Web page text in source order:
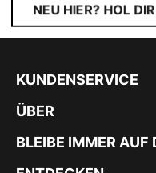
NEU HIER? HOL
KUNDENSERVICE
ÜBER
BLEIBE IMMER AUF